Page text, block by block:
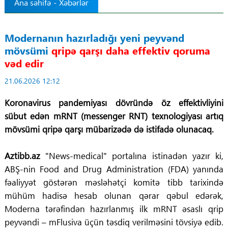
Ana səhifə - Xəbərlər
Modernanın hazırladığı yeni peyvənd
mövsümi qripə qarşı daha effektiv qoruma
vəd edir
21.06.2026 12:12
Koronavirus pandemiyası dövründə öz effektivliyini
sübut edən mRNT (messenger RNT) texnologiyası artıq
mövsümi qripə qarşı mübarizədə də istifadə olunacaq.
Aztibb.az"News-medical" portalına istinadən yazır ki,
ABŞ-nin Food and Drug Administration (FDA) yanında
fəaliyyət göstərən məsləhətçi komitə tibb tarixində
mühüm hadisə hesab olunan qərar qəbul edərək,
Moderna tərəfindən hazırlanmış ilk mRNT əsaslı qrip
peyvəndi – mFlusiva üçün təsdiq verilməsini tövsiyə edib.
Regionlar
Elanlar
Tibbi maarifləndirmə
COVID-19
ÜST